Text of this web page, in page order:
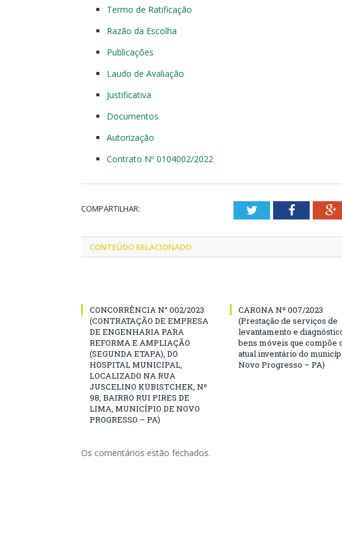
Termo de Ratificação
Razão da Escolha
Publicações
Laudo de Avaliação
Justificativa
Documentos
Autorização
Contrato Nº 0104002/2022
COMPARTILHAR: TwitterFacebook
CONTEÚDO RELACIONADO
CONCORRÊNCIA N° 002/2023
(CONTRATAÇÃO DE EMPRESA
DE ENGENHARIA PARA
REFORMA E AMPLIAÇÃO
(SEGUNDA ETAPA), DO
HOSPITAL MUNICIPAL,
LOCALIZADO NA RUA
JUSCELINO KUBISTCHEK, Nº
98, BAIRRO RUI PIRES DE
LIMA, MUNICÍPIO DE NOVO
PROGRESSO – PA)
CARONA Nº 007/2023
(Prestação de serviços de
levantamento e
bens móveis que compõe
atual inventário do
Novo Progresso – PA)
Os comentários estão fechados.